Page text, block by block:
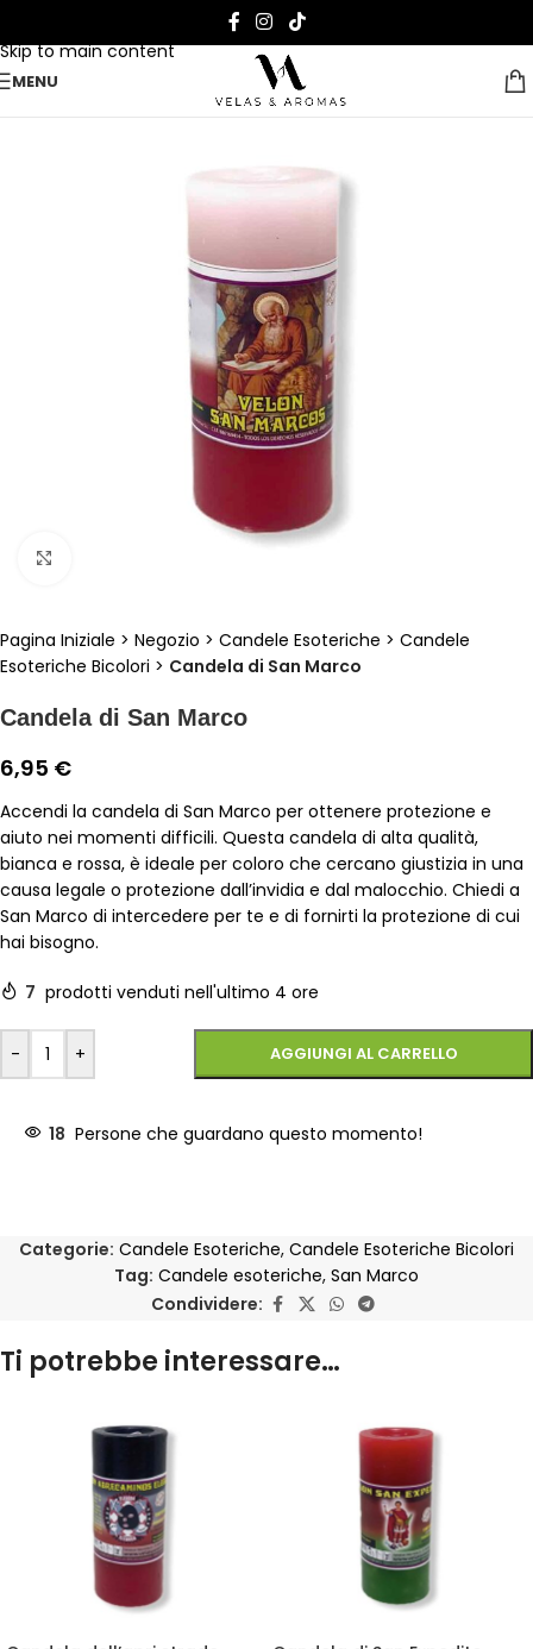
Skip to main content
MENU
Pagina Iniziale > Negozio > Candele Esoteriche > Candele
Esoteriche Bicolori > Candela di San Marco
Candela di San Marco
6,95 €
Accendi la candela di San Marco per ottenere protezione e
aiuto nei momenti difficili. Questa candela di alta qualità,
bianca e rossa, è ideale per coloro che cercano giustizia in una
causa legale o protezione dall’invidia e dal malocchio. Chiedi a
San Marco di intercedere per te e di fornirti la protezione di cui
hai bisogno.
7 prodotti venduti nell'ultimo 4 ore
- + AGGIUNGI AL CARRELLO
18 Persone che guardano questo momento!
Categorie: Candele Esoteriche, Candele Esoteriche Bicolori
Tag: Candele esoteriche, San Marco
Condividere:
Ti potrebbe interessare…